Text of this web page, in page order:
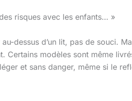
risques avec les enfants… »
dessus d’un lit, pas de souci.
Certains modèles sont même
et sans danger, même si le